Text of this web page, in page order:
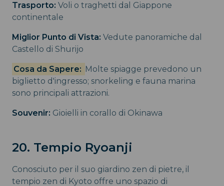
Trasporto: Voli o traghetti dal Giappone
continentale
Miglior Punto di Vista: Vedute panoramiche dal
Castello di Shurijo
Cosa da Sapere: Molte spiagge prevedono un
biglietto d'ingresso; snorkeling e fauna marina
sono principali attrazioni.
Souvenir: Gioielli in corallo di Okinawa
20. Tempio Ryoanji
Conosciuto per il suo giardino zen di pietre, il
tempio zen di Kyoto offre uno spazio di